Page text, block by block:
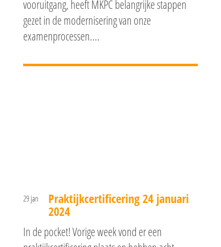
vooruitgang, heeft MKPC belangrijke stappen
gezet in de modernisering van onze
examenprocessen....
29 jan Praktijkcertificering 24 januari
2024
In de pocket! Vorige week vond er een